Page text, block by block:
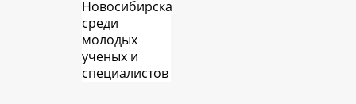
Новосибирска
среди
молодых
ученых и
специалистов